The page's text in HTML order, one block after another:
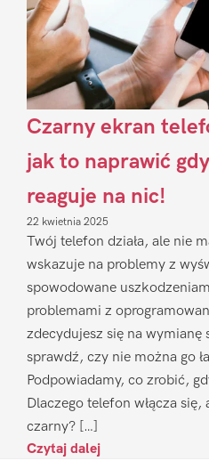
Czarny ekran
jak to naprawić
reaguje na nic!
22 kwietnia 2025
Twój telefon działa, ale nie
wskazuje na problemy z
spowodowane
problemami z
zdecydujesz się na wymianę
sprawdź, czy nie można go
Podpowiadamy, co zrobić,
Dlaczego telefon włącza
czarny? […]
Czytaj dalej